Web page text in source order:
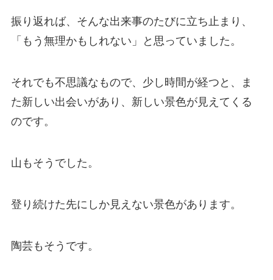
振り返れば、そんな出来事のたびに立ち止まり、
「もう無理かもしれない」と思っていました。
それでも不思議なもので、少し時間が経つと、ま
た新しい出会いがあり、新しい景色が見えてくる
のです。
山もそうでした。
登り続けた先にしか見えない景色があります。
陶芸もそうです。